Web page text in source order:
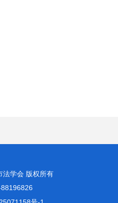
学会 版权所有